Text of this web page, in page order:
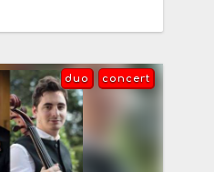
concert
duo